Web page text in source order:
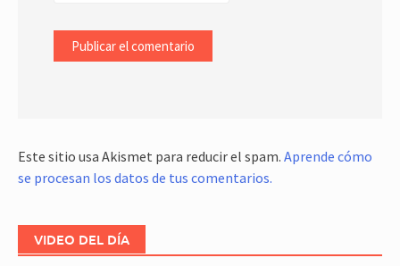
Este sitio usa Akismet para reducir el spam. Aprende cómo
se procesan los datos de tus comentarios.
VIDEO DEL DÍA